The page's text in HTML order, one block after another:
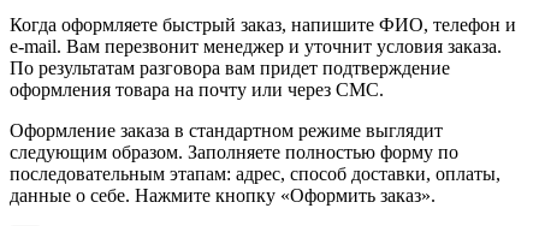
Когда оформляете быстрый заказ, напишите ФИО, телефон и
e-mail. Вам перезвонит менеджер и уточнит условия заказа.
По результатам разговора вам придет подтверждение
оформления товара на почту или через СМС.
Оформление заказа в стандартном режиме выглядит
следующим образом. Заполняете полностью форму по
последовательным этапам: адрес, способ доставки, оплаты,
данные о себе. Нажмите кнопку «Оформить заказ».